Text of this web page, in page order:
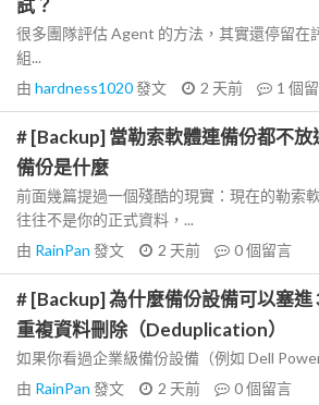
試？
很多團隊評估 Agent 的方法，其實還停留在
組...
由 hardness1020發文 2 天前 1 個
# [Backup] 當勒索軟體連備份都不
備份是什麼
前面幾篇提過一個殘酷的現實：現在的勒索
往往不是你的正式資料，...
由 RainPan 發文 2 天前 0個留言
# [Backup] 為什麼備份設備可以塞進
重複資料刪除（Deduplication）
如果你看過企業級備份設備（例如 Dell
由 RainPan 發文 2 天前 0個留言